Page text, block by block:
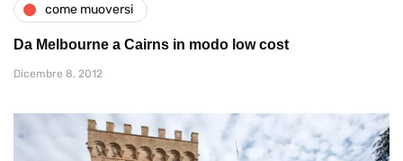
come muoversi
Da Melbourne a Cairns in modo low cost
Dicembre 8, 2012